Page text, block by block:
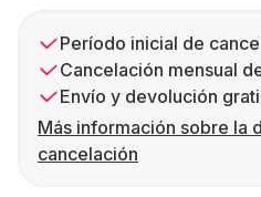
Período inicial de
Cancelación mensual
Envío y devolución
Más información sobre la
cancelación